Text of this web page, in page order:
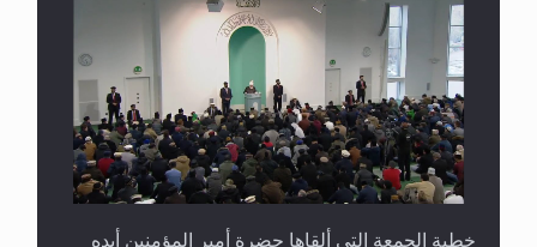
خطبة الجمعة التي ألقاها حضرة أمير المؤمنين أيده